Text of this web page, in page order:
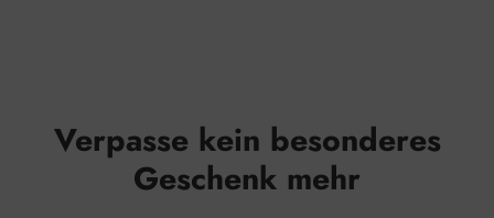
Verpasse kein besonderes
Geschenk mehr